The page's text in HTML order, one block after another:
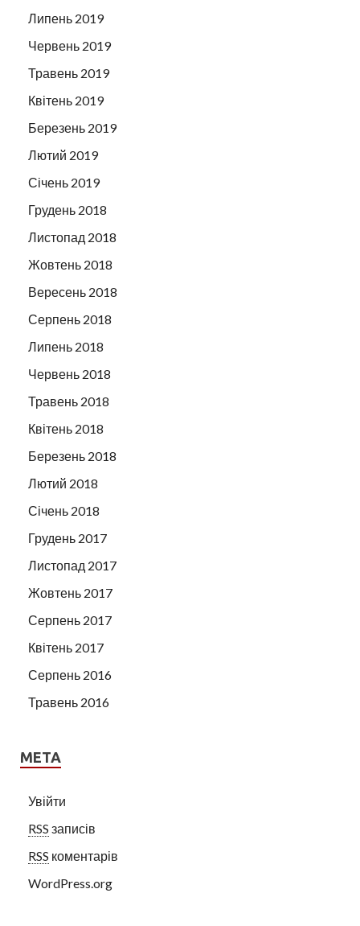
Липень 2019
Червень 2019
Травень 2019
Квітень 2019
Березень 2019
Лютий 2019
Січень 2019
Грудень 2018
Листопад 2018
Жовтень 2018
Вересень 2018
Серпень 2018
Липень 2018
Червень 2018
Травень 2018
Квітень 2018
Березень 2018
Лютий 2018
Січень 2018
Грудень 2017
Листопад 2017
Жовтень 2017
Серпень 2017
Квітень 2017
Серпень 2016
Травень 2016
МЕТА
Увійти
RSS записів
RSS коментарів
WordPress.org